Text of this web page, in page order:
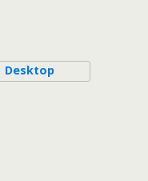
Desktop